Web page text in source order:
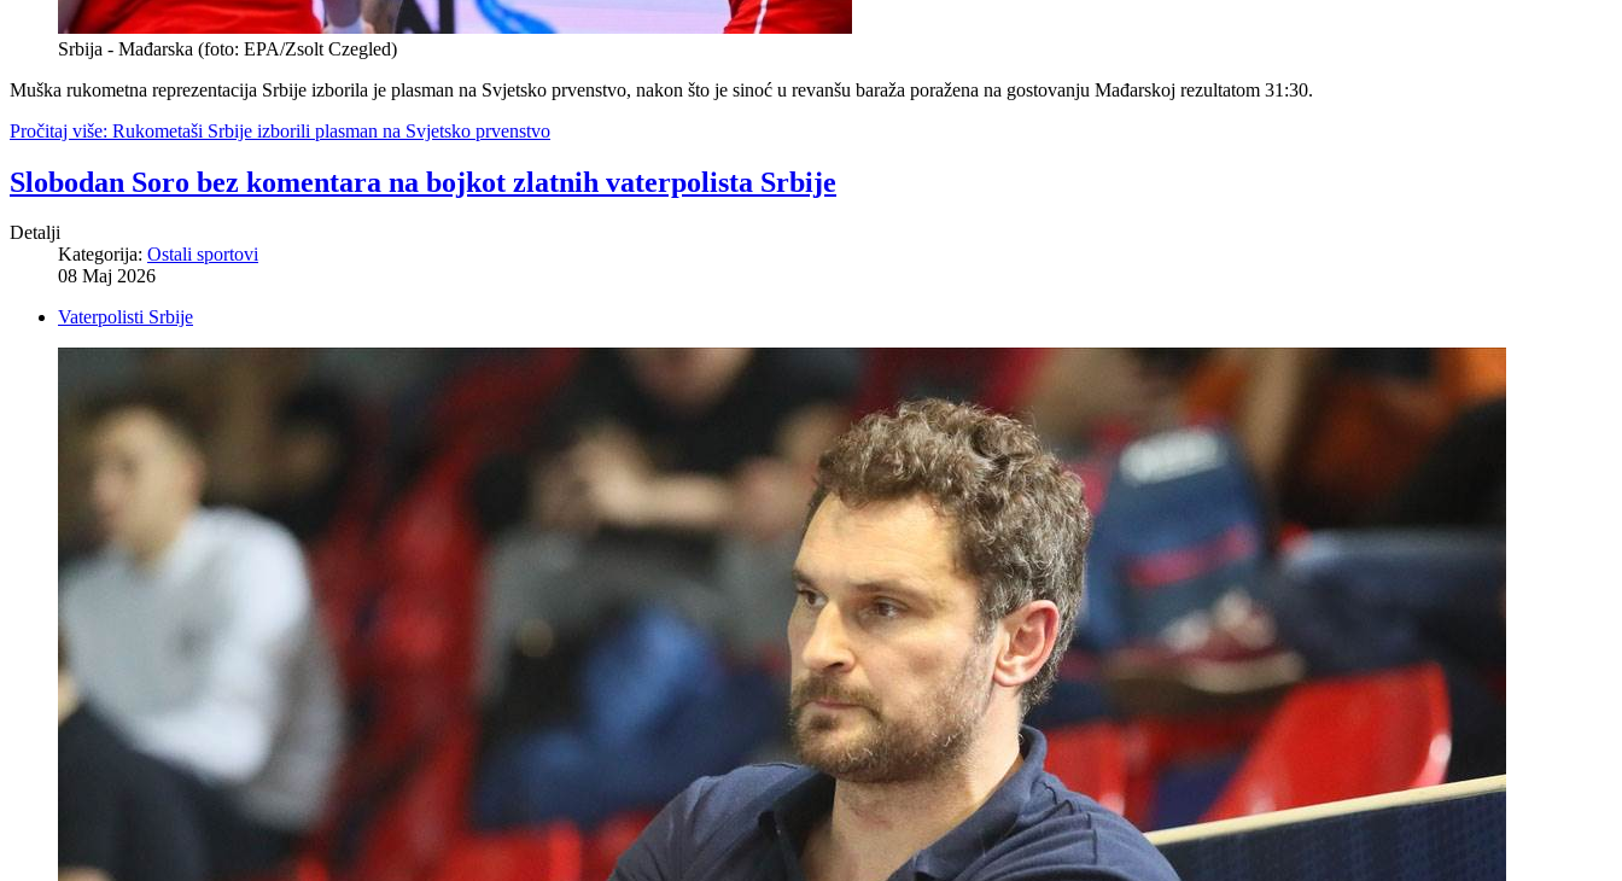
Srbija - Mađarska (foto: EPA/Zsolt Czegled)
Muška rukometna reprezentacija Srbije izborila je plasman na Svjetsko prvenstvo, nakon što je sinoć u revanšu baraža poražena na gostovanju Mađarskoj rezultatom 31:30.
Pročitaj više: Rukometaši Srbije izborili plasman na Svjetsko prvenstvo
Slobodan Soro bez komentara na bojkot zlatnih vaterpolista Srbije
Detalji
Kategorija: Ostali sportovi
08 Maj 2026
Vaterpolisti Srbije